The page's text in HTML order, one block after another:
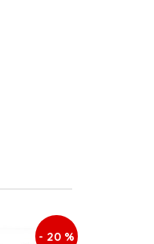
- 20 %